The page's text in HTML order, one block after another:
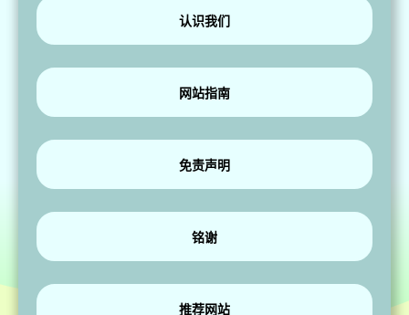
认识我们
网站指南
免责声明
铭谢
推荐网站